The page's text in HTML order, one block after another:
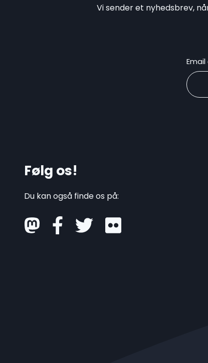
Vi sender et nyhedsbrev,
Følg os!
Du kan også finde os på:
mastodon